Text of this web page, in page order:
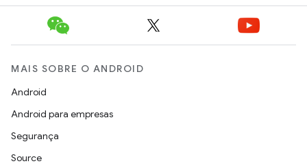
MAIS SOBRE O ANDROID
Android
Android para empresas
Segurança
Source